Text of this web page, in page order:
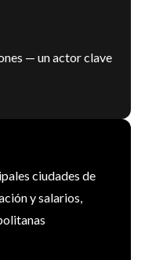
— un actor clave
ciudades de
y salarios,